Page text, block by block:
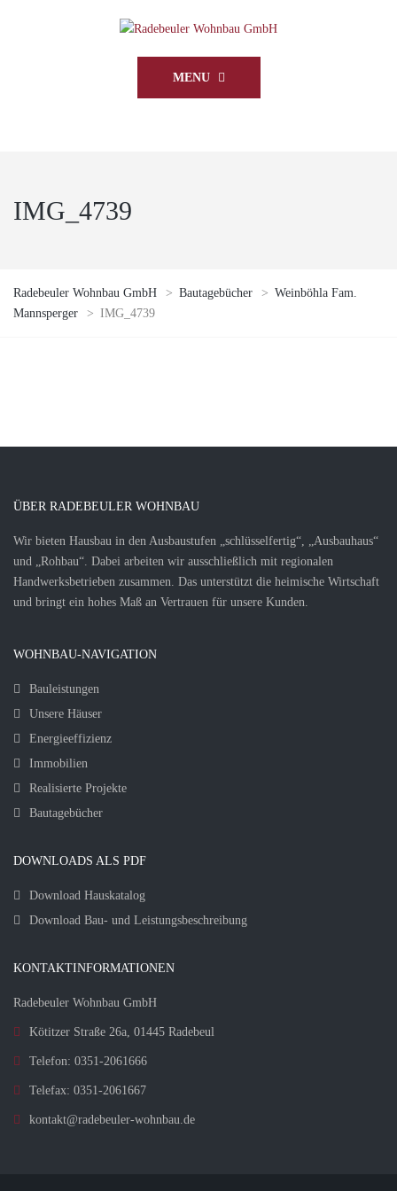
MENU
IMG_4739
Radebeuler Wohnbau GmbH > Bautagebücher > Weinböhla Fam.
Mannsperger
> IMG_4739
ÜBER RADEBEULER WOHNBAU
Wir bieten Hausbau in den Ausbaustufen „schlüsselfertig“, „Ausbauhaus“
und „Rohbau“. Dabei arbeiten wir ausschließlich mit regionalen
Handwerksbetrieben zusammen. Das unterstützt die heimische Wirtschaft
und bringt ein hohes Maß an Vertrauen für unsere Kunden.
WOHNBAU-NAVIGATION
Bauleistungen
Unsere Häuser
Energieeffizienz
Immobilien
Realisierte Projekte
Bautagebücher
DOWNLOADS ALS PDF
Download Hauskatalog
Download Bau- und Leistungsbeschreibung
KONTAKTINFORMATIONEN
Radebeuler Wohnbau GmbH
Kötitzer Straße 26a, 01445 Radebeul
Telefon: 0351-2061666
Telefax: 0351-2061667
kontakt@radebeuler-wohnbau.de